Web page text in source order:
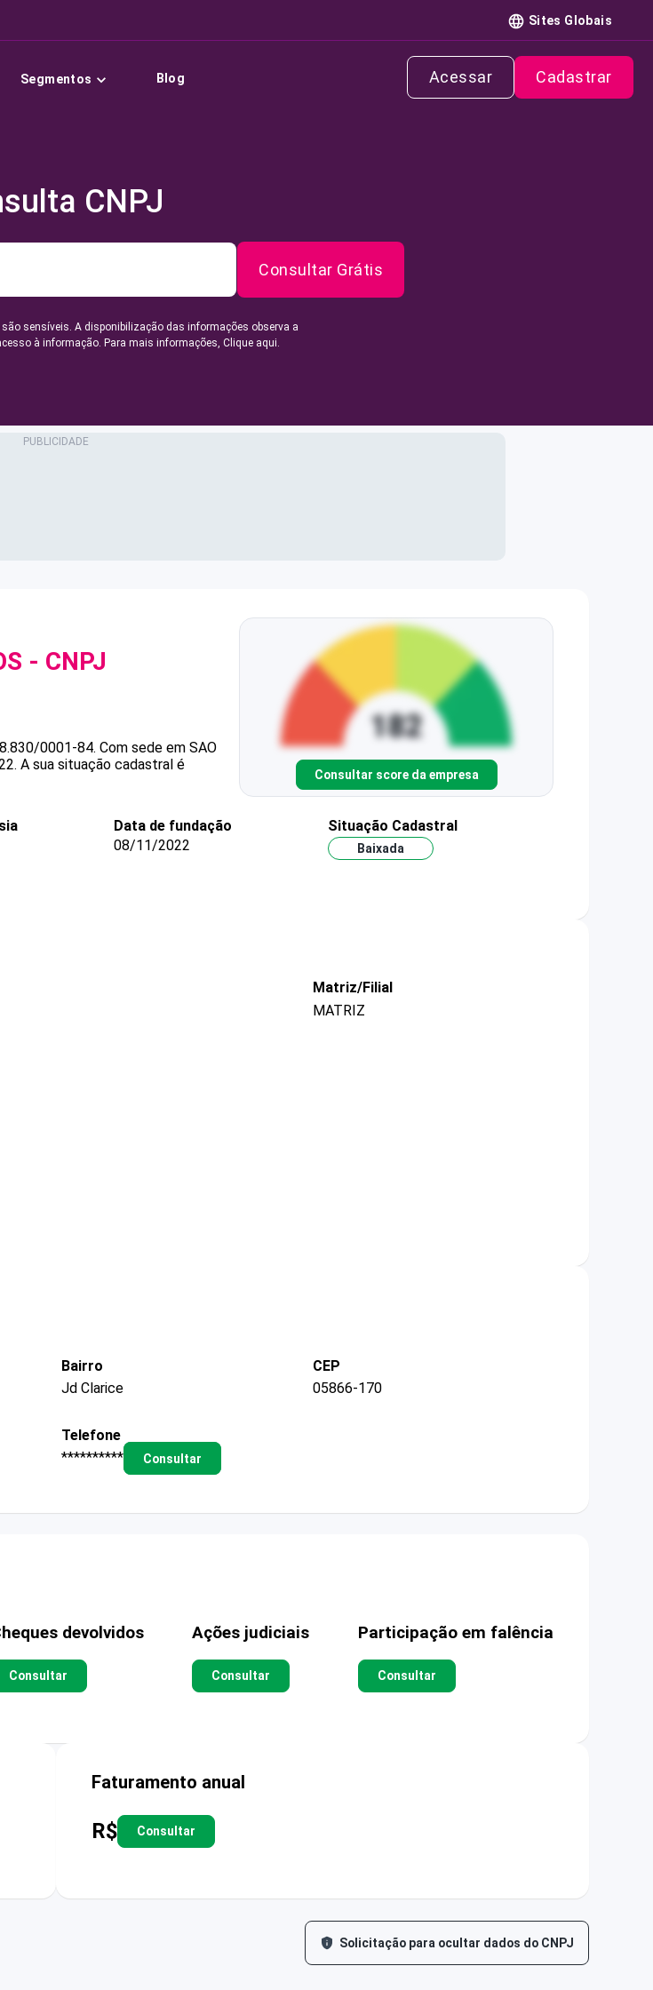
Sites Globais
Segmentos Blog Acessar Cadastrar
CNPJ
Consultar Grátis
sensíveis. A disponibilização das informações observa a
à informação. Para mais informações, Clique aqui.
- CNPJ
0001-84. Com sede em SAO
A sua situação cadastral é
Consultar score da empresa
Data de fundação
08/11/2022
Situação Cadastral
Baixada
Matriz/Filial
MATRIZ
Bairro
Jd Clarice
CEP
05866-170
Telefone
**********
Consultar
devolvidos
Consultar
Ações judiciais
Consultar
Participação em falência
Consultar
Faturamento anual
R$ Consultar
Solicitação para ocultar dados do CNPJ